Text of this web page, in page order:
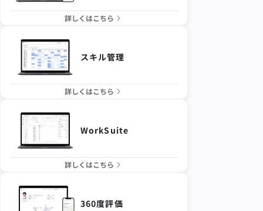
詳しくはこちら
スキル管理
詳しくはこちら
WorkSuite
詳しくはこちら
360度評価